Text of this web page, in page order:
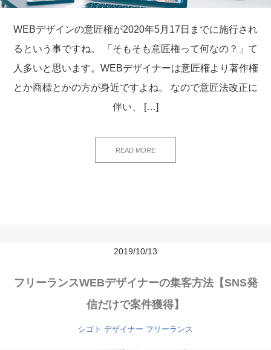
WEBデザインの意匠権が2020年5月17日までに施行され
るという事ですね。 「そもそも意匠権って何なの？」て
人多いと思います。WEBデザイナーは意匠権より著作権
とか商標とかの方が身近ですよね。 なので意匠法改正に
伴い、 […]
READ MORE
2019/10/13
フリーランスWEBデザイナーの集客方法【SNS発
信だけで案件獲得】
シゴト デザイナー フリーランス